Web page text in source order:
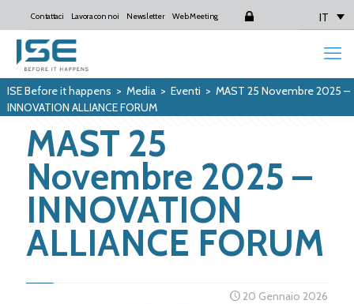
Contattaci Lavora con noi Newsletter Web Meeting IT
ISE Before it happens > Media> Eventi > MAST 25 Novembre 2025 –
INNOVATION ALLIANCE FORUM
MAST 25
Novembre 2025 –
INNOVATION
ALLIANCE FORUM
20 Gennaio 2026